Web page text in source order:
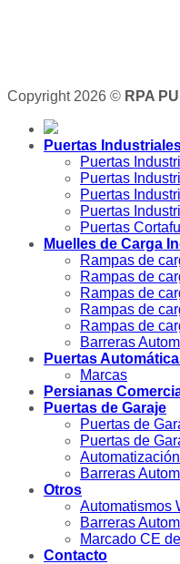
Copyright 2026 © RPA
Puertas
Puertas
Puertas
Puertas
Puertas
Puertas
Muelles de Carga
Rampas de
Rampas de
Rampas de
Rampas de
Rampas de
Barreras
Puertas
Marcas
Persianas
Puertas de Garaje
Puertas de
Puertas de
Barreras
Otros
Automatismos
Barreras
Marcado CE
Contacto